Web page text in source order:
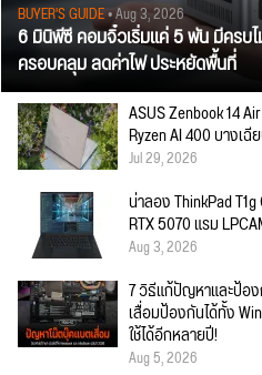
BUYER'S GUIDE• Aug 3, 2026
6 มินิพีซี คอมจิ๋วเริ่มแค่ 5 พัน มีครบ
ครอบคลุม ลดค่าไฟ ประหยัดพื้นที่
ASUS Zenbook 14
Ryzen AI 400 บางเ
Jul 29, 2026
น่าลอง ThinkPad
RTX 5070 แรม
Aug 3, 2026
7 วิธีแก้ปัญหาและป้อ
เสื่อมป้องกันได้ทั้ง
ใช้ได้อีกหลายปี!
Aug 5, 2026